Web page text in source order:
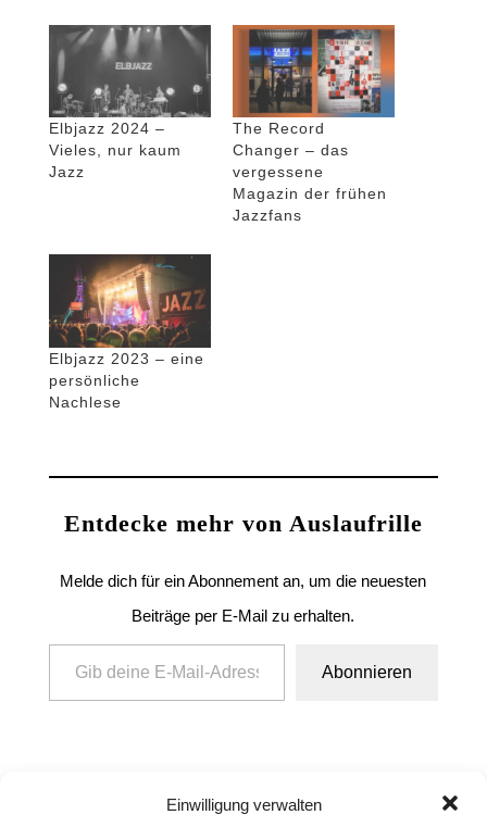
Einwilligung verwalten
Elbjazz 2024 –
Vieles, nur kaum
Jazz
The Record
Changer – das
vergessene
Magazin der frühen
Jazzfans
Elbjazz 2023 – eine
persönliche
Nachlese
Entdecke mehr von Auslaufrille
Melde dich für ein Abonnement an, um die neuesten
Beiträge per E-Mail zu erhalten.
Gib deine E-Mail-Adresse ein ...
Abonnieren